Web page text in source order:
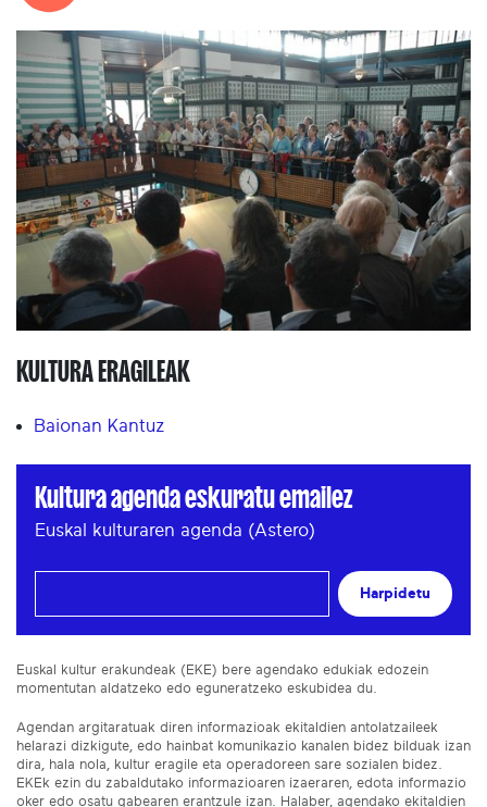
KULTURA ERAGILEAK
Baionan Kantuz
Kultura agenda eskuratu emailez
Euskal kulturaren agenda (Astero)
Harpidetu
Euskal kultur erakundeak (EKE) bere agendako edukiak edozein
momentutan aldatzeko edo eguneratzeko eskubidea du.
Agendan argitaratuak diren informazioak ekitaldien antolatzaileek
helarazi dizkigute, edo hainbat komunikazio kanalen bidez bilduak izan
dira, hala nola, kultur eragile eta operadoreen sare sozialen bidez.
EKEk ezin du zabaldutako informazioaren izaeraren, edota informazio
oker edo osatu gabearen erantzule izan. Halaber, agendako ekitaldien